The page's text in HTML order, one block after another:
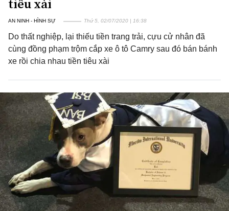
tiêu xài
AN NINH - HÌNH SỰ Thứ 5, 02/07/2020 | 16:38
Do thất nghiệp, lại thiếu tiền trang trải, cựu cử nhân đã
cùng đồng phạm trộm cắp xe ô tô Camry sau đó bán bánh
xe rồi chia nhau tiền tiêu xài